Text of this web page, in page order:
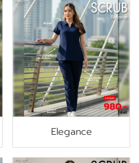
Elegance